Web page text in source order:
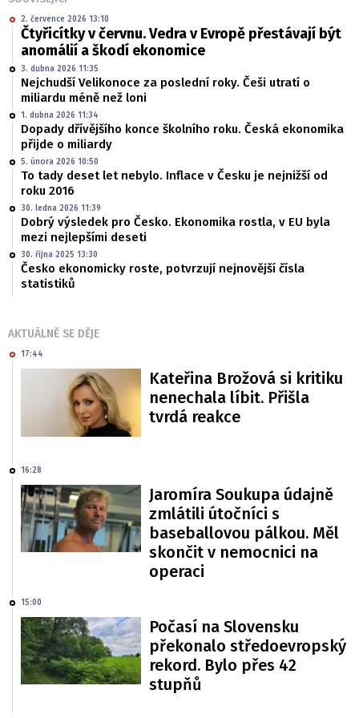
2. července 2026 13:10
Čtyřicítky v červnu. Vedra v Evropě přestávají být
anomálií a škodí ekonomice
3. dubna 2026 11:35
Nejchudší Velikonoce za poslední roky. Češi utratí o
miliardu méně než loni
1. dubna 2026 11:34
Dopady dřívějšího konce školního roku. Česká ekonomika
přijde o miliardy
5. února 2026 10:50
To tady deset let nebylo. Inflace v Česku je nejnižší od
roku 2016
30. ledna 2026 11:39
Dobrý výsledek pro Česko. Ekonomika rostla, v EU byla
mezi nejlepšími deseti
30. října 2025 13:30
Česko ekonomicky roste, potvrzují nejnovější čísla
statistiků
AKTUÁLNĚ SE DĚJE
17:44
Kateřina Brožová si kritiku
nenechala líbit. Přišla
tvrdá reakce
16:28
Jaromíra Soukupa údajně
zmlátili útočníci s
baseballovou pálkou. Měl
skončit v nemocnici na
operaci
15:00
Počasí na Slovensku
překonalo středoevropský
rekord. Bylo přes 42
stupňů